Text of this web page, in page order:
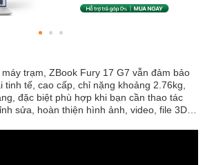
trạm, ZBook Fury 17 G7 vẫn đảm bảo
tế, cao cấp, chỉ nặng khoảng 2.76kg,
đặc biệt phù hợp khi bạn cần thao tác
sửa, hoàn thiện hình ảnh, video, file 3D…